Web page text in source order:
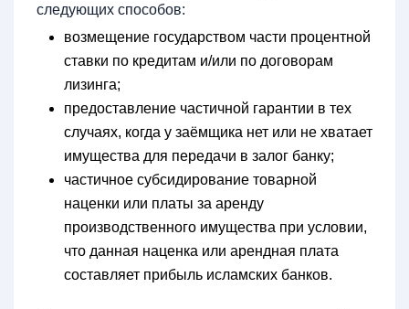
следующих способов:
возмещение государством части процентной
ставки по кредитам и/или по договорам
лизинга;
предоставление частичной гарантии в тех
случаях, когда у заёмщика нет или не хватает
имущества для передачи в залог банку;
частичное субсидирование товарной
наценки или платы за аренду
производственного имущества при условии,
что данная наценка или арендная плата
составляет прибыль исламских банков.